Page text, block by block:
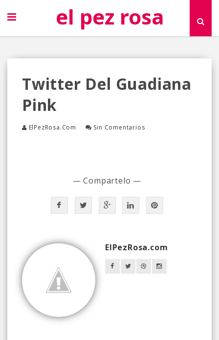
el pez rosa
Twitter Del Guadiana
Pink
ElPezRosa.com Sin Comentarios
— Compartelo —
ElPezRosa.com